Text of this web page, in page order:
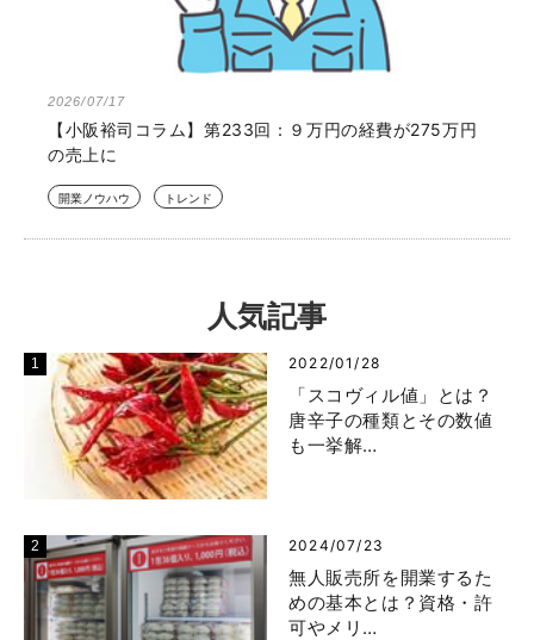
2026/07/17
【小阪裕司コラム】第233回：９万円の経費が275万円
の売上に
開業ノウハウ トレンド
人気記事
2022/01/28
「スコヴィル値」とは？
唐辛子の種類とその数値
も一挙解…
2024/07/23
無人販売所を開業するた
めの基本とは？資格・許
可やメリ…